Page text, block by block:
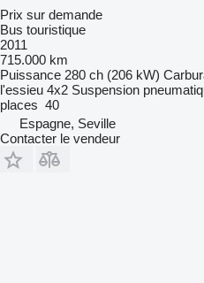
Prix sur demande
Bus touristique
2011
715.000 km
Puissance 280 ch (206 kW)
l'essieu 4x2 Suspension
places 40
Espagne, Seville
Contacter le vendeur